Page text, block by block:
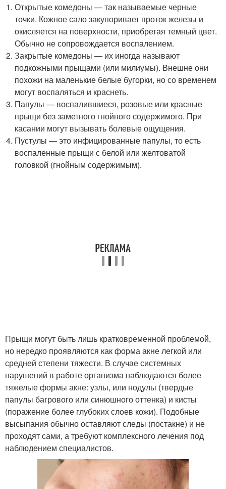
Открытые комедоны — так называемые черные
точки. Кожное сало закупоривает проток железы и
окисляется на поверхности, приобретая темный цвет.
Обычно не сопровождается воспалением.
Закрытые комедоны — их иногда называют
подкожными прыщами (или милиумы). Внешне они
похожи на маленькие белые бугорки, но со временем
могут воспаляться и краснеть.
Папулы — воспалившиеся, розовые или красные
прыщи без заметного гнойного содержимого. При
касании могут вызывать болевые ощущения.
Пустулы — это инфицированные папулы, то есть
воспаленные прыщи с белой или желтоватой
головкой (гнойным содержимым).
Прыщи могут быть лишь кратковременной проблемой,
но нередко проявляются как форма акне легкой или
средней степени тяжести. В случае системных
нарушений в работе организма наблюдаются более
тяжелые формы акне: узлы, или нодулы (твердые
папулы багрового или синюшного оттенка) и кисты
(поражение более глубоких слоев кожи). Подобные
высыпания обычно оставляют следы (постакне) и не
проходят сами, а требуют комплексного лечения под
наблюдением специалистов.